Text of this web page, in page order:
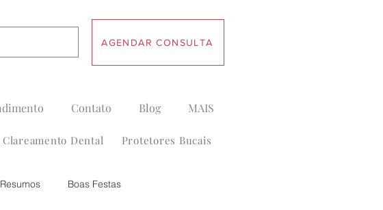
AGENDAR CONSULTA
Contato Blog MAIS
Clareamento Dental Protetores Bucais
Boas Festas